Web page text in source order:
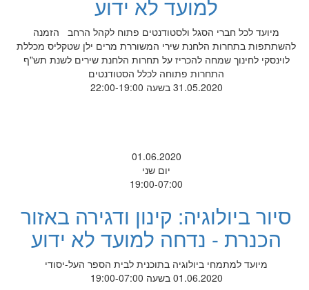
למועד לא ידוע
מיועד לכל חברי הסגל ולסטודנטים פתוח לקהל הרחב הזמנה
להשתתפות בתחרות הלחנת שירי המשוררת מרים ילן שטקליס מכללת
לוינסקי לחינוך שמחה להכריז על תחרות הלחנת שירים לשנת תש"ף
התחרות פתוחה לכלל הסטודנטים
31.05.2020 בשעה 22:00-19:00
01.06.2020
יום שני
19:00-07:00
סיור ביולוגיה: קינון ודגירה באזור
הכנרת - נדחה למועד לא ידוע
מיועד למתמחי ביולוגיה בתוכנית לבית הספר העל-יסודי
01.06.2020 בשעה 19:00-07:00